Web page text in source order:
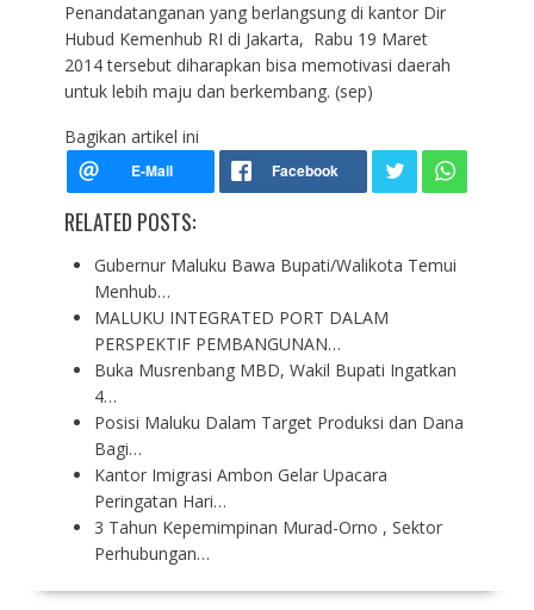
Penandatanganan yang berlangsung di kantor Dir
Hubud Kemenhub RI di Jakarta, Rabu 19 Maret
2014 tersebut diharapkan bisa memotivasi daerah
untuk lebih maju dan berkembang. (sep)
Bagikan artikel ini
RELATED POSTS:
Gubernur Maluku Bawa Bupati/Walikota Temui
Menhub…
MALUKU INTEGRATED PORT DALAM
PERSPEKTIF PEMBANGUNAN…
Buka Musrenbang MBD, Wakil Bupati Ingatkan
4…
Posisi Maluku Dalam Target Produksi dan Dana
Bagi…
Kantor Imigrasi Ambon Gelar Upacara
Peringatan Hari…
3 Tahun Kepemimpinan Murad-Orno , Sektor
Perhubungan…